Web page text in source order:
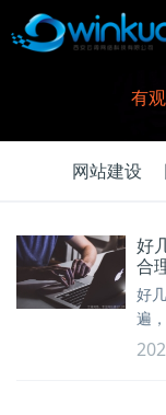
有
网站建设
好
合
好
遍
一